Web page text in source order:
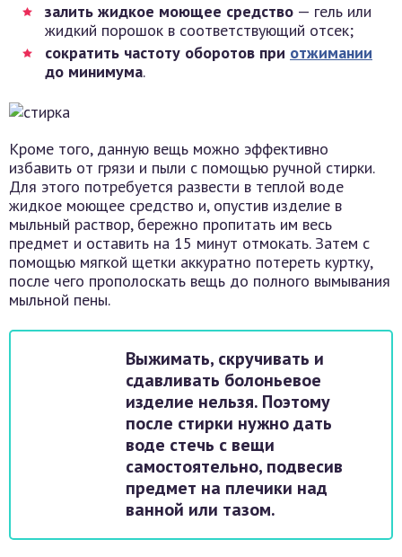
залить жидкое моющее средство — гель или
жидкий порошок в соответствующий отсек;
сократить частоту оборотов при отжимании
до минимума.
Кроме того, данную вещь можно эффективно
избавить от грязи и пыли с помощью ручной стирки.
Для этого потребуется развести в теплой воде
жидкое моющее средство и, опустив изделие в
мыльный раствор, бережно пропитать им весь
предмет и оставить на 15 минут отмокать. Затем с
помощью мягкой щетки аккуратно потереть куртку,
после чего прополоскать вещь до полного вымывания
мыльной пены.
Выжимать, скручивать и
сдавливать болоньевое
изделие нельзя. Поэтому
после стирки нужно дать
воде стечь с вещи
самостоятельно, подвесив
предмет на плечики над
ванной или тазом.